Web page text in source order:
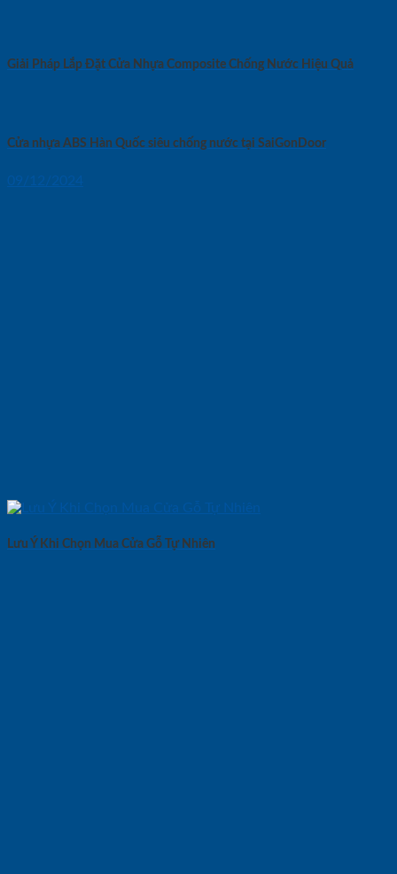
Giải Pháp Lắp Đặt Cửa Nhựa Composite Chống Nước Hiệu Quả
Cửa nhựa ABS Hàn Quốc siêu chống nước tại SaiGonDoor
09/12/2024
Lưu Ý Khi Chọn Mua Cửa Gỗ Tự Nhiên